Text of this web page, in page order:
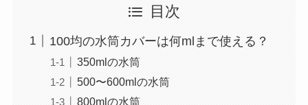
目次
100均の水筒カバーは何mlまで使える？
350mlの水筒
500〜600mlの水筒
800mlの水筒